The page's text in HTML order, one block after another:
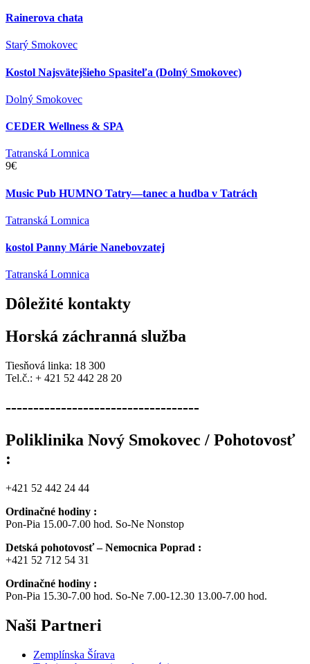
Rainerova chata
Starý Smokovec
Kostol Najsvätejšieho Spasiteľa (Dolný Smokovec)
Dolný Smokovec
CEDER Wellness & SPA
Tatranská Lomnica
9€
Music Pub HUMNO Tatry—tanec a hudba v Tatrách
Tatranská Lomnica
kostol Panny Márie Nanebovzatej
Tatranská Lomnica
Dôležité kontakty
Horská záchranná služba
Tiesňová linka: 18 300
Tel.č.: + 421 52 442 28 20
-----------------------------------
Poliklinika Nový Smokovec / Pohotovosť
:
+421 52 442 24 44
Ordinačné hodiny :
Pon-Pia 15.00-7.00 hod. So-Ne Nonstop
Detská pohotovosť – Nemocnica Poprad :
+421 52 712 54 31
Ordinačné hodiny :
Pon-Pia 15.30-7.00 hod. So-Ne 7.00-12.30 13.00-7.00 hod.
Naši Partneri
Zemplínska Šírava